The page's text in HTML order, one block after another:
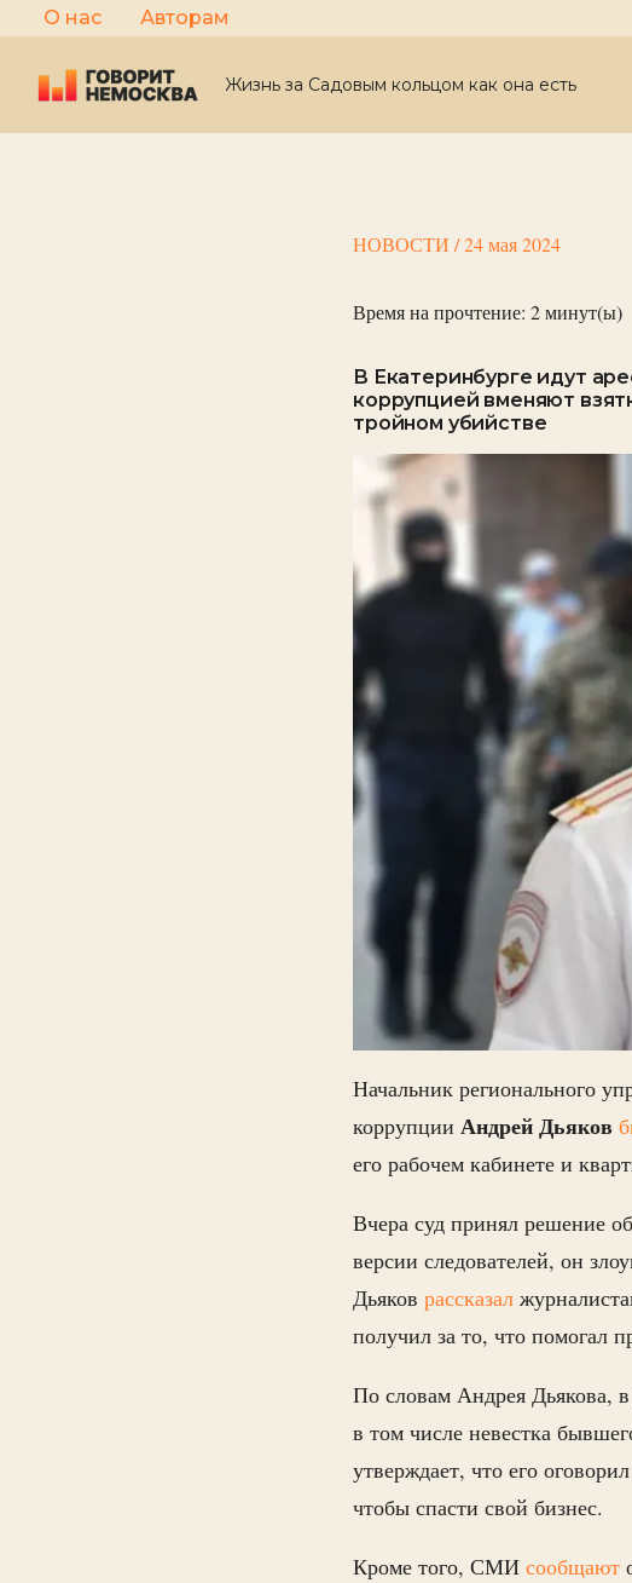
Перейти
к
содержимому
О нас Авторам
Жизнь за Садовым кольцом как она есть
НОВОСТИ /24 мая 2024
Время на прочтение: 2минут(ы)
В Екатеринбурге идут
коррупцией вменяют
тройном убийстве
Начальник регионального
коррупции АндрейДьяков
его рабочем кабинете и
Вчера суд принял решение
версии следователей, он
Дьяков рассказал
получил за то, что помогал
По словам Андрея Дьякова, в
в том числе невестка
утверждает, что его
чтобы спасти свой бизнес.
Кроме того, СМИ сообщают